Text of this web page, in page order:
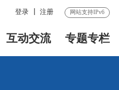
登录 注册 网站支持IPv6
互动交流 专题专栏